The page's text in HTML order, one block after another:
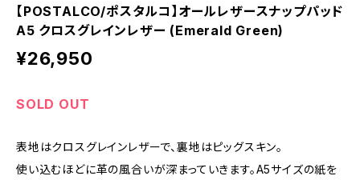
【POSTALCO/ポスタルコ】オールレザースナップパッド
A5 クロスグレインレザー (Emerald Green)
¥26,950
SOLD OUT
表地はクロスグレインレザーで、裏地はピッグスキン。
使い込むほどに革の風合いが深まっていきます。A5サイズの紙を